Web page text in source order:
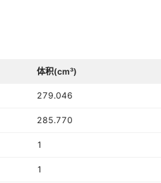
体积(cm³)
279.046
285.770
1
1